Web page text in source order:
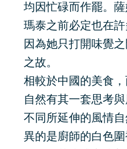
均因忙碌而作罷。
瑪泰之前必定也在
因為她只打開味覺
之故。
相較於中國的美食
自然有其一套思考
不同所延伸的風情
異的是廚師的白色圍